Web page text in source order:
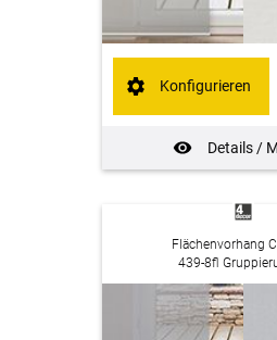
Details /
Konfigurieren
Flächenvorhang
439-8fl